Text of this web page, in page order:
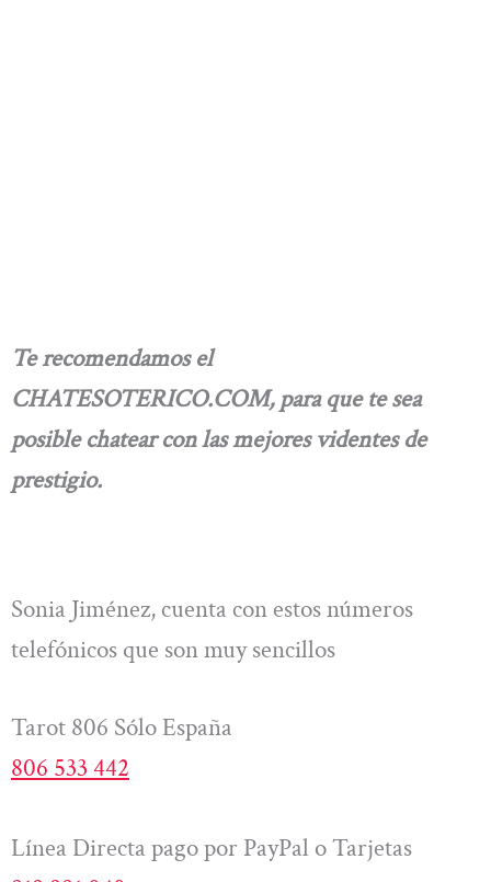
Te recomendamos el
CHATESOTERICO.COM, para que te sea
posible chatear con las mejores videntes de
prestigio.
Sonia Jiménez, cuenta con estos números
telefónicos que son muy sencillos
Tarot 806 Sólo España
806 533 442
Línea Directa pago por PayPal o Tarjetas